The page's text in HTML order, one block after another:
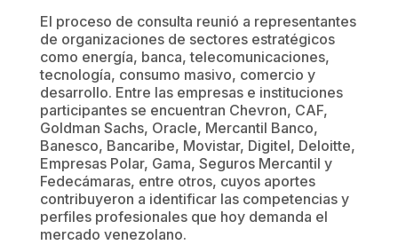
El proceso de consulta reunió a representantes
de organizaciones de sectores estratégicos
como energía, banca, telecomunicaciones,
tecnología, consumo masivo, comercio y
desarrollo. Entre las empresas e instituciones
participantes se encuentran Chevron, CAF,
Goldman Sachs, Oracle, Mercantil Banco,
Banesco, Bancaribe, Movistar, Digitel, Deloitte,
Empresas Polar, Gama, Seguros Mercantil y
Fedecámaras, entre otros, cuyos aportes
contribuyeron a identificar las competencias y
perfiles profesionales que hoy demanda el
mercado venezolano.